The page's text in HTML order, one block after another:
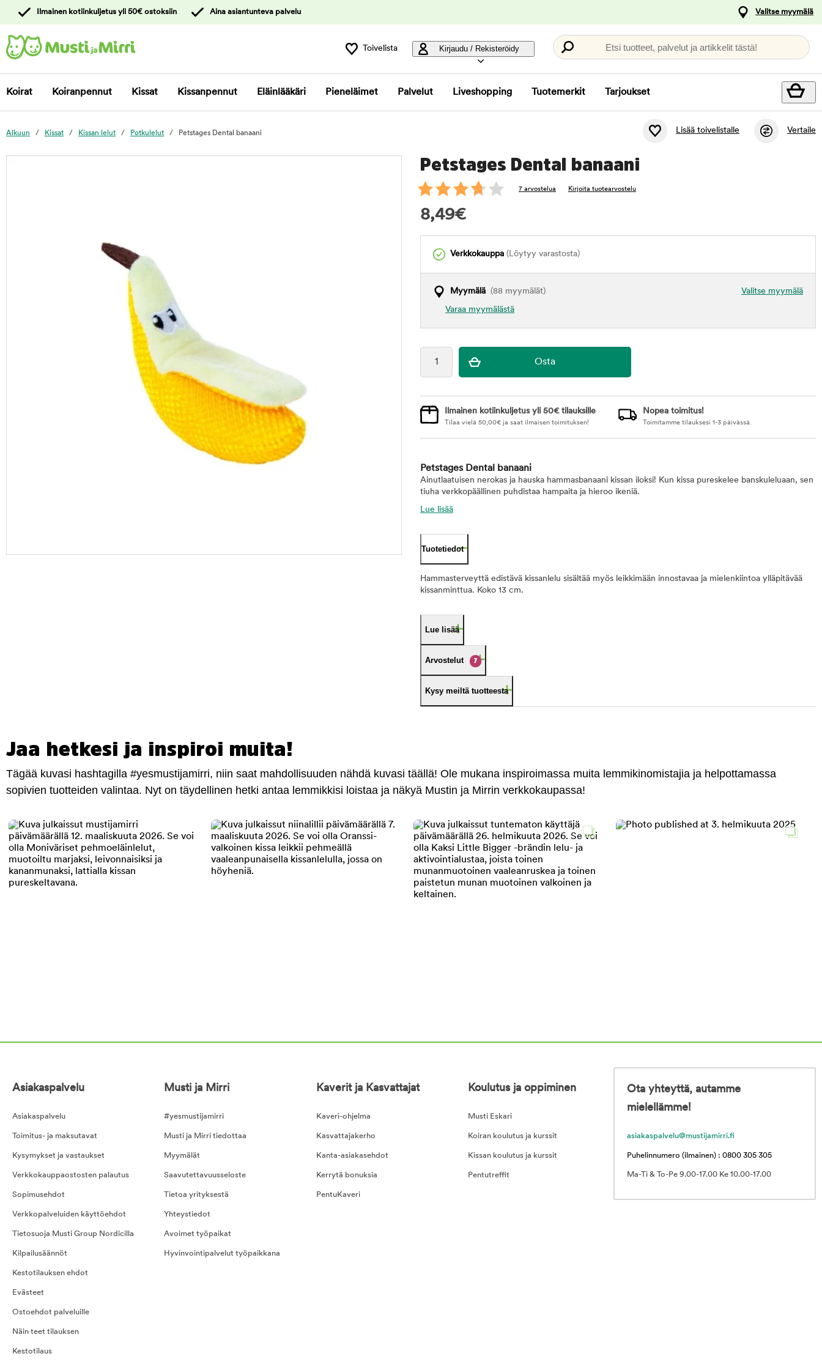
asiakaspalveluun
Ilmainen kotiinkuljetus yli 50€ ostoksiin Aina asiantunteva palvelu Valitse myymälä
Toivelista Kirjaudu / Rekisteröidy Etsi tuotteet, palvelut ja artikkelit tästä!
Koirat Koiranpennut Kissat Kissanpennut Eläinlääkäri Pieneläimet Palvelut Liveshopping Tuotemerkit Tarjoukset
Alkuun Kissat Kissan lelut Potkulelut Petstages Dental banaani Lisää toivelistalle Vertaile
Petstages Dental banaani
7 arvostelua Kirjoita tuotearvostelu
8,49€
Verkkokauppa (Löytyy varastosta)
Valitse myymälä
Myymälä (88 myymälät)
Varaa myymälästä
Ilmainen kotiinkuljetus yli 50€ tilauksille
Tilaa vielä 50,00€ ja saat ilmaisen toimituksen!
Nopea toimitus!
Toimitamme tilauksesi 1-3 päivässä.
Petstages Dental banaani
Ainutlaatuisen nerokas ja hauska hammasbanaani kissan iloksi! Kun kissa pureskelee banskuleluaan, sen
tiuha verkkopäällinen puhdistaa hampaita ja hieroo ikeniä.
Lue lisää
Tuotetiedot
Hammasterveyttä edistävä kissanlelu sisältää myös leikkimään innostavaa ja mielenkiintoa ylläpitävää
kissanminttua. Koko 13 cm.
Lue lisää
Arvostelut 7
Kysy meiltä tuotteesta
Jaa hetkesi ja inspiroi muita!
Tägää kuvasi hashtagilla #yesmustijamirri, niin saat mahdollisuuden nähdä kuvasi täällä! Ole mukana inspiroimassa muita lemmikinomistajia ja helpottamassa
sopivien tuotteiden valintaa. Nyt on täydellinen hetki antaa lemmikkisi loistaa ja näkyä Mustin ja Mirrin verkkokaupassa!
Asiakaspalvelu
Asiakaspalvelu
Toimitus- ja maksutavat
Kysymykset ja vastaukset
Verkkokauppaostosten palautus
Sopimusehdot
Verkkopalveluiden käyttöehdot
Tietosuoja Musti Group Nordicilla
Kilpailusäännöt
Kestotilauksen ehdot
Evästeet
Ostoehdot palveluille
Näin teet tilauksen
Kestotilaus
Musti ja Mirri
#yesmustijamirri
Musti ja Mirri tiedottaa
Myymälät
Saavutettavuusseloste
Tietoa yrityksestä
Yhteystiedot
Avoimet työpaikat
Hyvinvointipalvelut työpaikkana
Kaverit ja Kasvattajat
Kaveri-ohjelma
Kasvattajakerho
Kanta-asiakasehdot
Kerrytä bonuksia
PentuKaveri
Koulutus ja oppiminen
Musti Eskari
Koiran koulutus ja kurssit
Kissan koulutus ja kurssit
Pentutreffit
Ota yhteyttä, autamme
mielellämme!
asiakaspalvelu@mustijamirri.fi
Puhelinnumero (ilmainen) : 0800 305 305
Ma-Ti & To-Pe 9.00-17.00 Ke 10.00-17.00